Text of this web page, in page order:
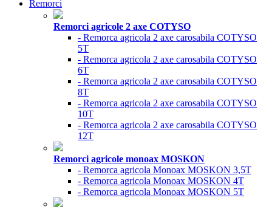
Remorci
Remorci agricole 2 axe COTYSO
- Remorca agricola 2 axe carosabila COTYSO
5T
- Remorca agricola 2 axe carosabila COTYSO
6T
- Remorca agricola 2 axe carosabila COTYSO
8T
- Remorca agricola 2 axe carosabila COTYSO
10T
- Remorca agricola 2 axe carosabila COTYSO
12T
Remorci agricole monoax MOSKON
- Remorca agricola Monoax MOSKON 3,5T
- Remorca agricola Monoax MOSKON 4T
- Remorca agricola Monoax MOSKON 5T